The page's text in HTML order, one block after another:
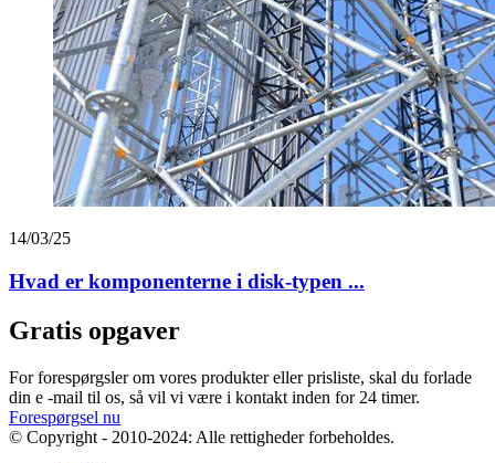
14/03/25
Hvad er komponenterne i disk-typen ...
Gratis opgaver
For forespørgsler om vores produkter eller prisliste, skal du forlade
din e -mail til os, så vil vi være i kontakt inden for 24 timer.
Forespørgsel nu
© Copyright - 2010-2024: Alle rettigheder forbeholdes.